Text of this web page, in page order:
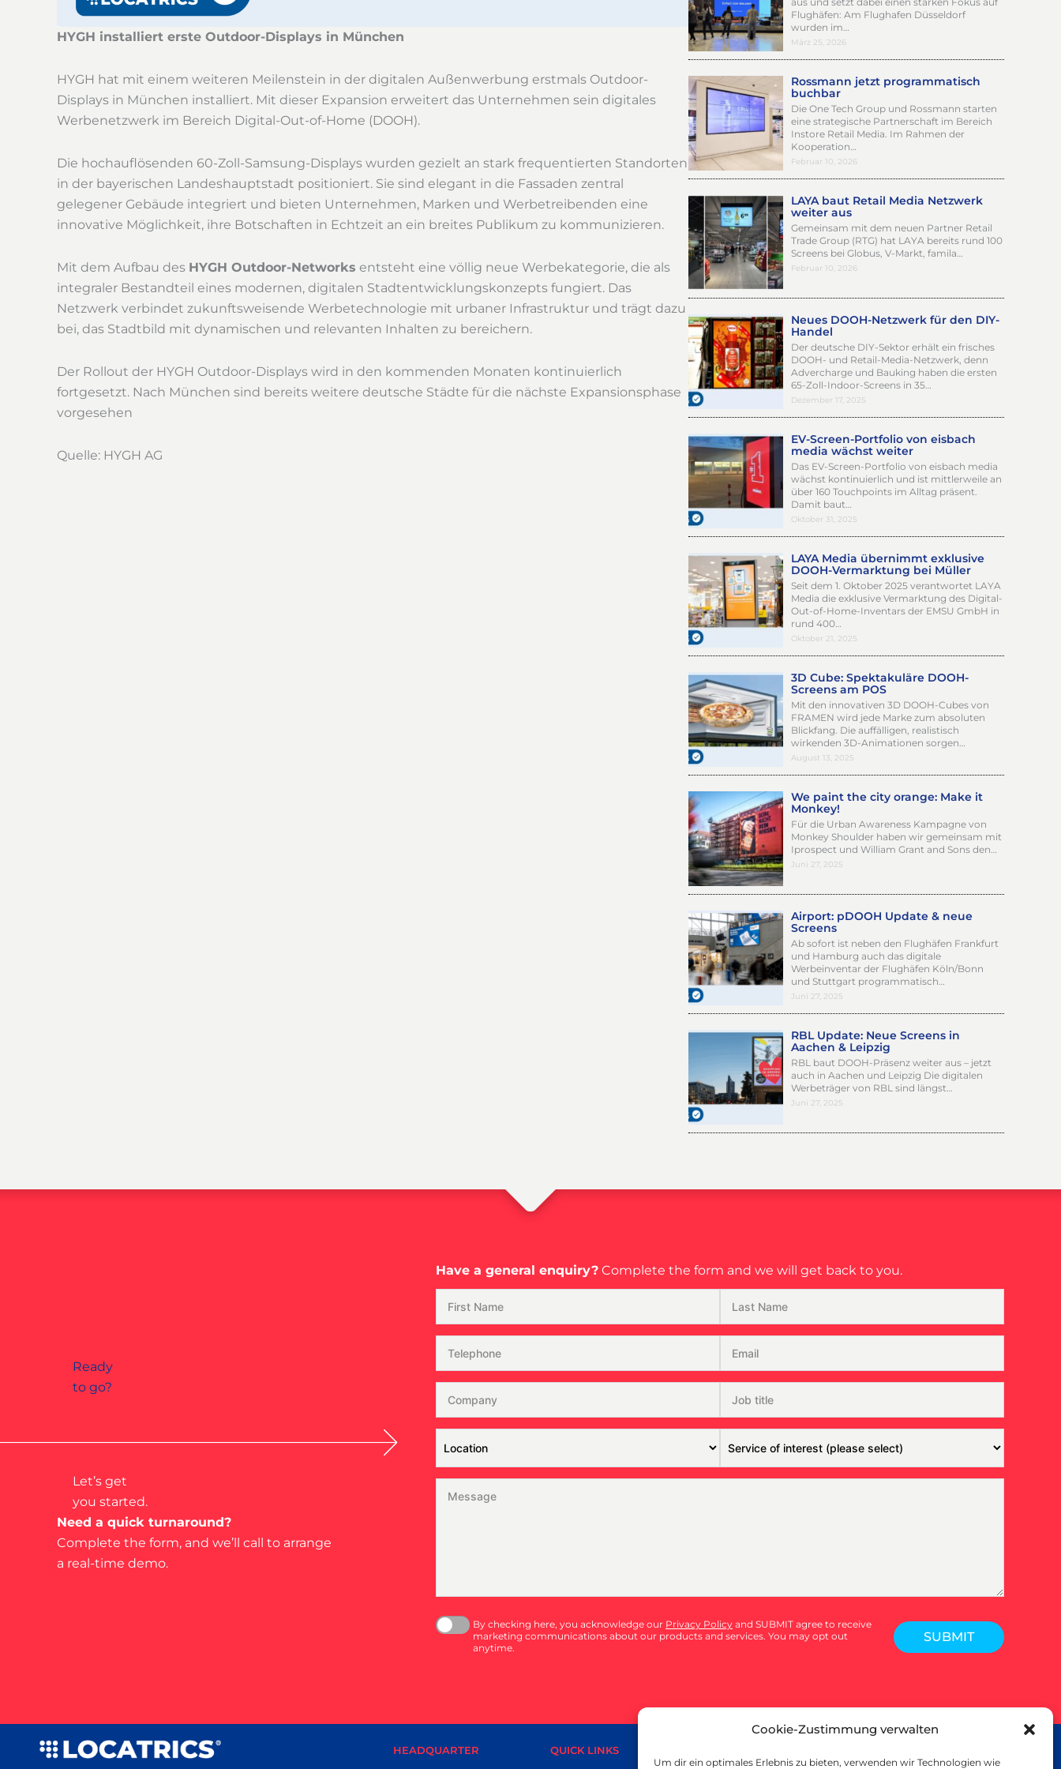
Cookie-Zustimmung verwalten
Um dir ein optimales Erlebnis zu bieten, verwenden wir Technologien wie
HYGH installiert erste Outdoor-Displays in München
HYGH hat mit einem weiteren Meilenstein in der digitalen Außenwerbung erstmals Outdoor-
Displays in München installiert. Mit dieser Expansion erweitert das Unternehmen sein digitales
Werbenetzwerk im Bereich Digital-Out-of-Home (DOOH).
Die hochauflösenden 60-Zoll-Samsung-Displays wurden gezielt an stark frequentierten Standorten
in der bayerischen Landeshauptstadt positioniert. Sie sind elegant in die Fassaden zentral
gelegener Gebäude integriert und bieten Unternehmen, Marken und Werbetreibenden eine
innovative Möglichkeit, ihre Botschaften in Echtzeit an ein breites Publikum zu kommunizieren.
Mit dem Aufbau des HYGH Outdoor-Networks entsteht eine völlig neue Werbekategorie, die als
integraler Bestandteil eines modernen, digitalen Stadtentwicklungskonzepts fungiert. Das
Netzwerk verbindet zukunftsweisende Werbetechnologie mit urbaner Infrastruktur und trägt dazu
bei, das Stadtbild mit dynamischen und relevanten Inhalten zu bereichern.
Der Rollout der HYGH Outdoor-Displays wird in den kommenden Monaten kontinuierlich
fortgesetzt. Nach München sind bereits weitere deutsche Städte für die nächste Expansionsphase
vorgesehen
Quelle: HYGH AG
Flughäfen: Am Flughafen Düsseldorf
wurden im…
März 25, 2026
Rossmann jetzt programmatisch
buchbar
Die One Tech Group und Rossmann starten
eine strategische Partnerschaft im Bereich
Instore Retail Media. Im Rahmen der
Kooperation…
Februar 10, 2026
LAYA baut Retail Media Netzwerk
weiter aus
Gemeinsam mit dem neuen Partner Retail
Trade Group (RTG) hat LAYA bereits rund 100
Screens bei Globus, V-Markt, famila…
Februar 10, 2026
Neues DOOH-Netzwerk für den DIY-
Handel
Der deutsche DIY-Sektor erhält ein frisches
DOOH- und Retail-Media-Netzwerk, denn
Advercharge und Bauking haben die ersten
65-Zoll-Indoor-Screens in 35…
Dezember 17, 2025
EV-Screen-Portfolio von eisbach
media wächst weiter
Das EV-Screen-Portfolio von eisbach media
wächst kontinuierlich und ist mittlerweile an
über 160 Touchpoints im Alltag präsent.
Damit baut…
Oktober 31, 2025
LAYA Media übernimmt exklusive
DOOH-Vermarktung bei Müller
Seit dem 1. Oktober 2025 verantwortet LAYA
Media die exklusive Vermarktung des Digital-
Out-of-Home-Inventars der EMSU GmbH in
rund 400…
Oktober 21, 2025
3D Cube: Spektakuläre DOOH-
Screens am POS
Mit den innovativen 3D DOOH-Cubes von
FRAMEN wird jede Marke zum absoluten
Blickfang. Die auffälligen, realistisch
wirkenden 3D-Animationen sorgen…
August 13, 2025
We paint the city orange: Make it
Monkey!
Für die Urban Awareness Kampagne von
Monkey Shoulder haben wir gemeinsam mit
Iprospect und William Grant and Sons den…
Juni 27, 2025
Airport: pDOOH Update & neue
Screens
Ab sofort ist neben den Flughäfen Frankfurt
und Hamburg auch das digitale
Werbeinventar der Flughäfen Köln/Bonn
und Stuttgart programmatisch…
Juni 27, 2025
RBL Update: Neue Screens in
Aachen & Leipzig
RBL baut DOOH-Präsenz weiter aus – jetzt
auch in Aachen und Leipzig Die digitalen
Werbeträger von RBL sind längst…
Juni 27, 2025
Ready
to go?
Let’s get
you started.
Need a quick turnaround?
Complete the form, and we’ll call to arrange
a real-time demo.
Have a general enquiry? Complete the form and we will get back to you.
By checking here, you acknowledge our Privacy Policy and SUBMIT agree to receive
marketing communications about our products and services. You may opt out
anytime.
SUBMIT
HEADQUARTER QUICK LINKS